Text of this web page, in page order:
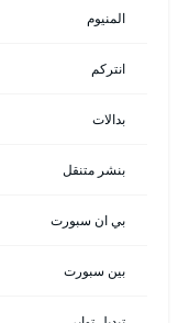
المنيوم
انتركم
بدالات
بنشر متنقل
بي ان سبورت
بين سبورت